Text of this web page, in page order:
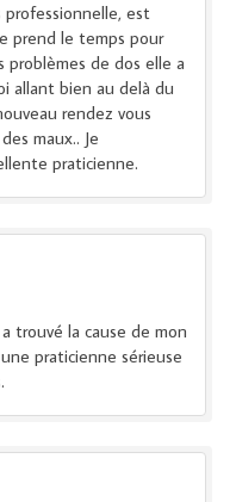
est
prend le temps pour
problèmes de dos elle a
allant bien au delà du
rendez vous
maux.. Je
praticienne.
trouvé la cause de mon
praticienne sérieuse